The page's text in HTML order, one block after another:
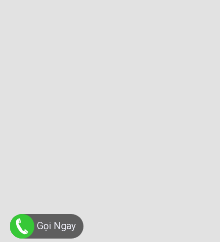
Gọi Ngay